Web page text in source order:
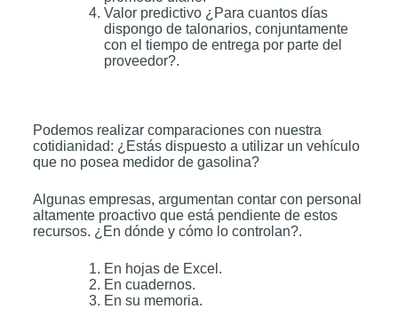
Valor predictivo ¿Para cuantos días
dispongo de talonarios, conjuntamente
con el tiempo de entrega por parte del
proveedor?.
Podemos realizar comparaciones con nuestra
cotidianidad: ¿Estás dispuesto a utilizar un vehículo
que no posea medidor de gasolina?
Algunas empresas, argumentan contar con personal
altamente proactivo que está pendiente de estos
recursos. ¿En dónde y cómo lo controlan?.
En hojas de Excel.
En cuadernos.
En su memoria.